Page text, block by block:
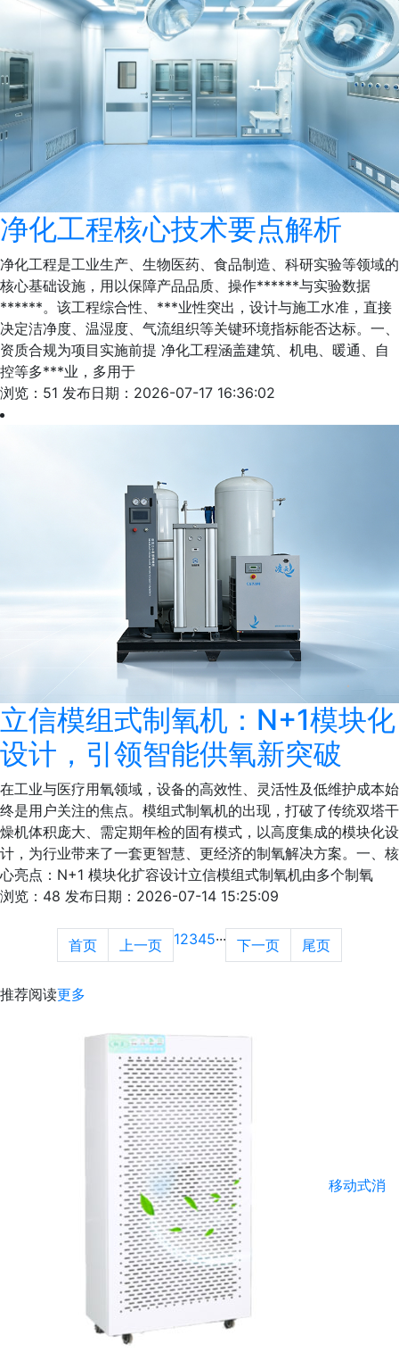
净化工程核心技术要点解析
净化工程是工业生产、生物医药、食品制造、科研实验等领域的
核心基础设施，用以保障产品品质、操作******与实验数据
******。该工程综合性、***业性突出，设计与施工水准，直接
决定洁净度、温湿度、气流组织等关键环境指标能否达标。一、
资质合规为项目实施前提 净化工程涵盖建筑、机电、暖通、自
控等多***业，多用于
浏览：51 发布日期：2026-07-17 16:36:02
立信模组式制氧机：N+1模块化
设计，引领智能供氧新突破
在工业与医疗用氧领域，设备的高效性、灵活性及低维护成本始
终是用户关注的焦点。模组式制氧机的出现，打破了传统双塔干
燥机体积庞大、需定期年检的固有模式，以高度集成的模块化设
计，为行业带来了一套更智慧、更经济的制氧解决方案。一、核
心亮点：N+1 模块化扩容设计立信模组式制氧机由多个制氧
浏览：48 发布日期：2026-07-14 15:25:09
首页 上一页 12345··· 下一页 尾页
推荐阅读更多
移动式消